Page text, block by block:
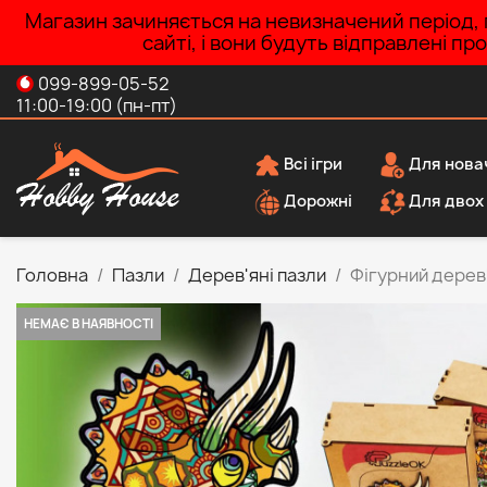
Магазин зачиняється на невизначений
сайті, і вони будуть відправлені
099-899-05-52
11:00-19:00 (пн-пт)
Всі ігри
Для
Дорожні
Для двох
Головна Пазли Дерев'яні пазли Фігурний
НЕМАЄ В НАЯВНОСТІ